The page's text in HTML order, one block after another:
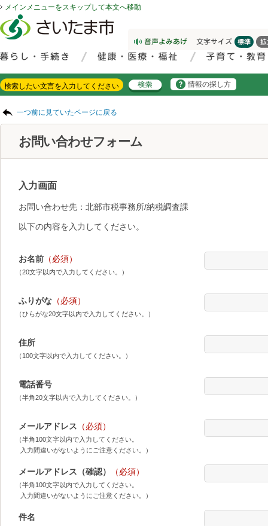
メインメニューをスキップして本文へ移動
情報の探し方
一つ前に見ていたページに戻る
お問い合わせフォーム
入力画面
お問い合わせ先：北部市税事務所/納税調査課
以下の内容を入力してください。
お名前 （必須）
（20文字以内で入力してください。）
ふりがな （必須）
（ひらがな20文字以内で入力してください。）
住所
（100文字以内で入力してください。）
電話番号
（半角20文字以内で入力してください。）
メールアドレス （必須）
（半角100文字以内で入力してください。
入力間違いがないようにご注意ください。）
メールアドレス（確認） （必須）
（半角100文字以内で入力してください。
入力間違いがないようにご注意ください。）
件名